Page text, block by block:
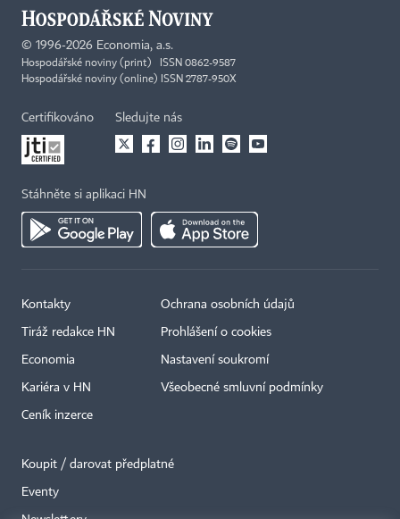
© 1996-2026 Economia, a.s.
Hospodářské noviny (print) ISSN 0862-9587
Hospodářské noviny (online) ISSN 2787-950X
Certifikováno Sledujte nás
Stáhněte si aplikaci HN
Kontakty
Tiráž redakce HN
Economia
Kariéra v HN
Ceník inzerce
Ochrana osobních údajů
Prohlášení o cookies
Nastavení soukromí
Všeobecné smluvní podmínky
Koupit / darovat předplatné
Eventy